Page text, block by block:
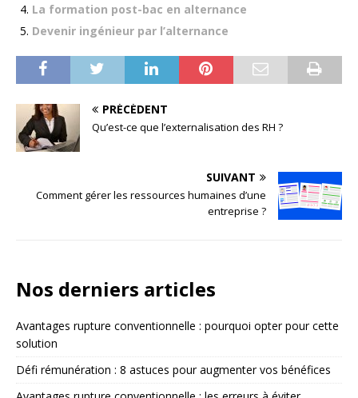
La formation post-bac en alternance
Devenir ingénieur par l’alternance
PRÉCÉDENT
Qu’est-ce que l’externalisation des RH ?
SUIVANT
Comment gérer les ressources humaines d’une
entreprise ?
Nos derniers articles
Avantages rupture conventionnelle : pourquoi opter pour cette
solution
Défi rémunération : 8 astuces pour augmenter vos bénéfices